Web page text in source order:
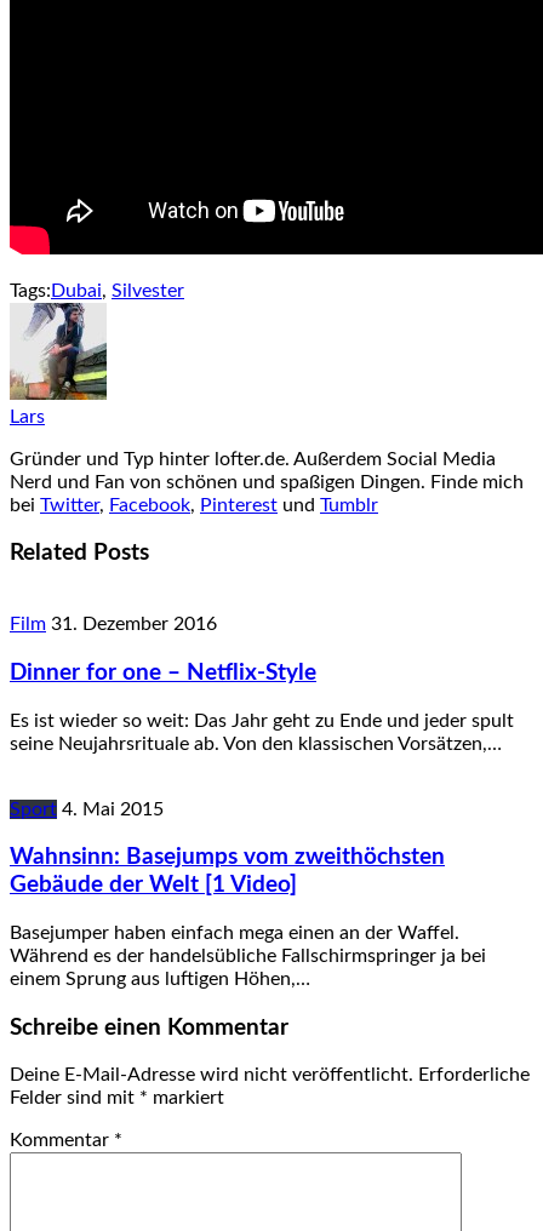
Tags: Dubai, Silvester
Lars
Gründer und Typ hinter lofter.de. Außerdem Social Media
Nerd und Fan von schönen und spaßigen Dingen. Finde mich
bei Twitter, Facebook, Pinterest und Tumblr
Related Posts
Film 31. Dezember 2016
Dinner for one – Netflix-Style
Es ist wieder so weit: Das Jahr geht zu Ende und jeder spult
seine Neujahrsrituale ab. Von den klassischen Vorsätzen,…
Sport 4. Mai 2015
Wahnsinn: Basejumps vom zweithöchsten
Gebäude der Welt [1 Video]
Basejumper haben einfach mega einen an der Waffel.
Während es der handelsübliche Fallschirmspringer ja bei
einem Sprung aus luftigen Höhen,…
Schreibe einen Kommentar
Deine E-Mail-Adresse wird nicht veröffentlicht. Erforderliche
Felder sind mit * markiert
Kommentar *